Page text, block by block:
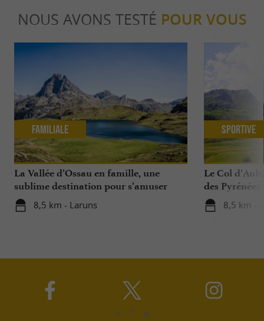
NOUS AVONS TESTÉ POUR VOUS
La Vallée d’Ossau en famille, une
sublime destination pour s’amuser
avec ses enfants toute l'année
8,5 km - Laruns
Familiale
Le Col
des Pyrénées
8,5 km -
Sportive